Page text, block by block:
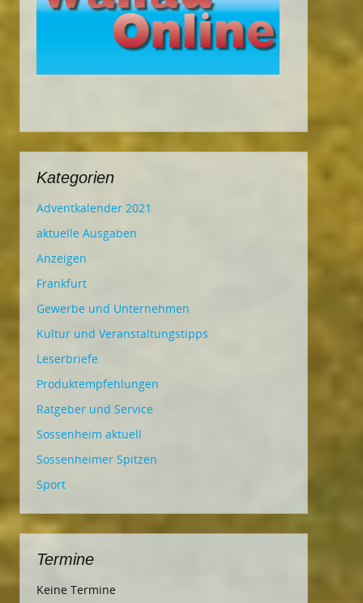
Kategorien
Adventkalender 2021
aktuelle Ausgaben
Anzeigen
Frankfurt
Gewerbe und Unternehmen
Kultur und Veranstaltungstipps
Leserbriefe
Produktempfehlungen
Ratgeber und Service
Sossenheim aktuell
Sossenheimer Spitzen
Sport
Termine
Keine Termine